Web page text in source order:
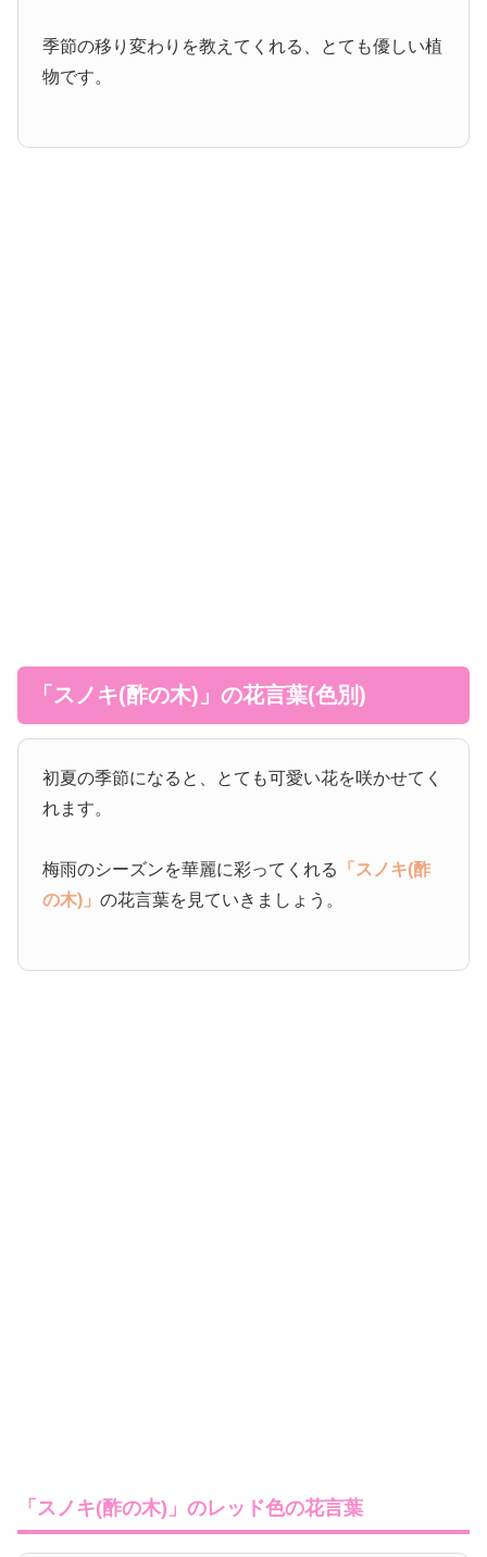
季節の移り変わりを教えてくれる、とても優しい植
物です。
「スノキ(酢の木)」の花言葉(色別)
初夏の季節になると、とても可愛い花を咲かせてく
れます。
梅雨のシーズンを華麗に彩ってくれる
「スノキ(酢
の木)」の花言葉を見ていきましょう。
「スノキ(酢の木)」のレッド色の花言葉